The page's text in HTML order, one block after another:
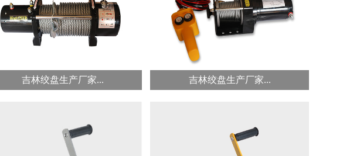
刹车手摇绞盘体积小重量轻，方便
携带...
绳或链条提升或牵引重物的轻小型
起...
吉林绞盘生产厂家... 吉林绞盘生产厂家...